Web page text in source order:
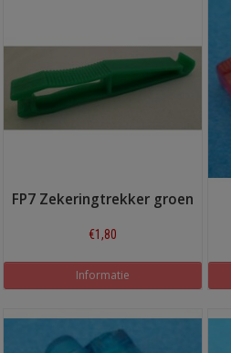
FP7 Zekeringtrekker groen
€1,80
Informatie